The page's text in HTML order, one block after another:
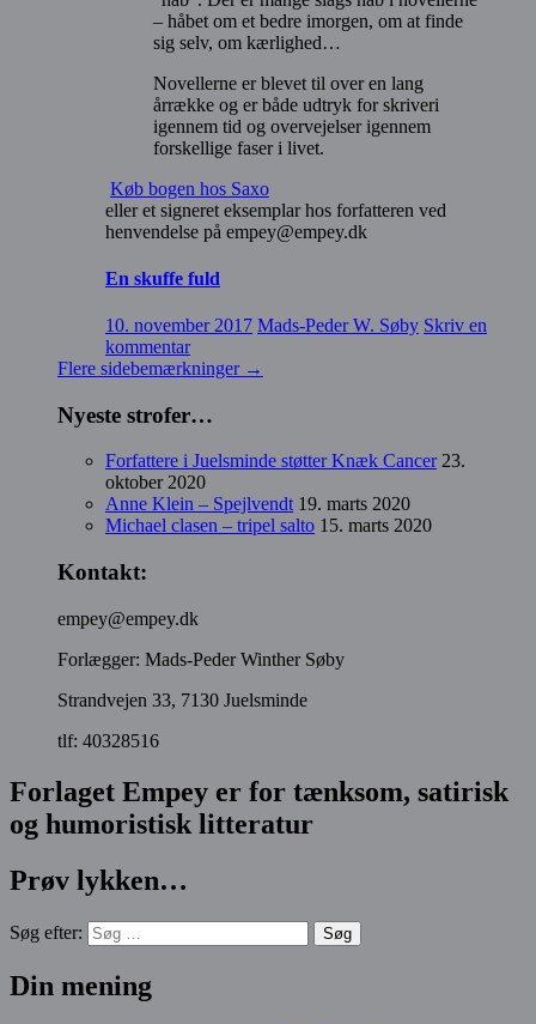
– håbet om et bedre imorgen, om at finde
sig selv, om kærlighed…
Novellerne er blevet til over en lang
årrække og er både udtryk for skriveri
igennem tid og overvejelser igennem
forskellige faser i livet.
Køb bogen hos Saxo
eller et signeret eksemplar hos forfatteren ved
henvendelse på empey@empey.dk
En skuffe fuld
10. november 2017 Mads-Peder W. Søby Skriv en
kommentar
Flere sidebemærkninger →
Nyeste strofer…
Forfattere i Juelsminde støtter Knæk Cancer 23.
oktober 2020
Anne Klein – Spejlvendt 19. marts 2020
Michael clasen – tripel salto 15. marts 2020
Kontakt:
empey@empey.dk
Forlægger: Mads-Peder Winther Søby
Strandvejen 33, 7130 Juelsminde
tlf: 40328516
Forlaget Empey er for tænksom, satirisk
og humoristisk litteratur
Prøv lykken…
Søg efter:
Din mening